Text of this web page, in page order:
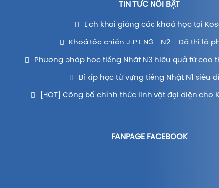
TIN TỨC NỔI BẬT
Lịch khai giảng các khoá học tại
Khoá tốc chiến JLPT N3 - N2 - Đã thi là
Phương pháp học tiếng Nhật N3 hiệu quả từ cao
Bí kíp học từ vựng tiếng Nhật N1 siêu
[HOT] Công bố chính thức linh vật đại diện cho
FANPAGE FACEBOOK